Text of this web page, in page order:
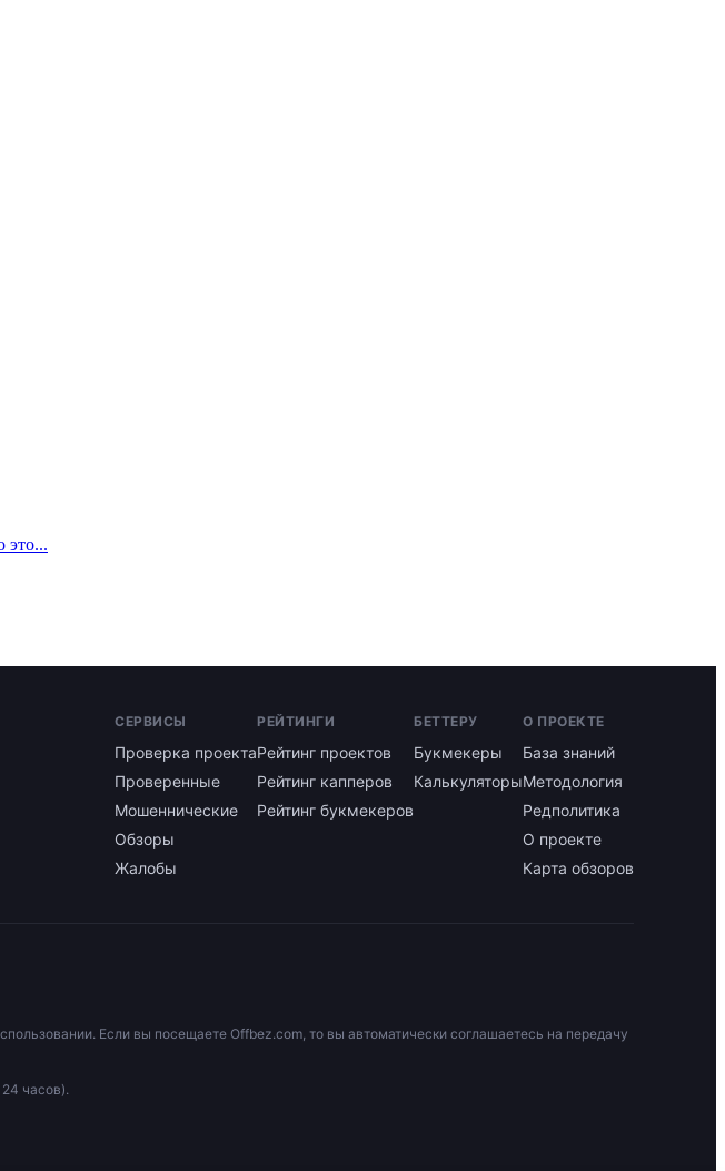
это...
СЕРВИСЫ
Проверка проекта
Проверенные
Мошеннические
Обзоры
Жалобы
РЕЙТИНГИ
Рейтинг проектов
Рейтинг капперов
Рейтинг букмекеров
БЕТТЕРУ
Букмекеры
Калькуляторы
О ПРОЕКТЕ
База знаний
Методология
Редполитика
О проекте
Карта обзоров
Если вы посещаете Offbez.com, то вы автоматически соглашаетесь на передачу
24 часов).